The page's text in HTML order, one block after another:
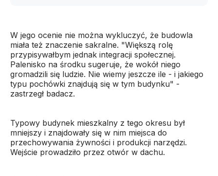
W jego ocenie nie można wykluczyć, że budowla
miała też znaczenie sakralne. "Większą rolę
przypisywałbym jednak integracji społecznej.
Palenisko na środku sugeruje, że wokół niego
gromadzili się ludzie. Nie wiemy jeszcze ile - i jakiego
typu pochówki znajdują się w tym budynku" -
zastrzegł badacz.
Typowy budynek mieszkalny z tego okresu był
mniejszy i znajdowały się w nim miejsca do
przechowywania żywności i produkcji narzędzi.
Wejście prowadziło przez otwór w dachu.